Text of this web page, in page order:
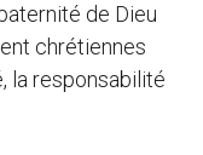
de Dieu
chrétiennes
la responsabilité